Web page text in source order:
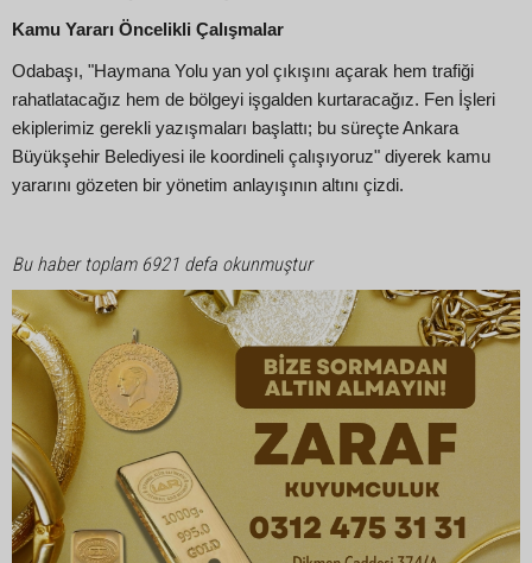
Kamu Yararı Öncelikli Çalışmalar
Odabaşı, "Haymana Yolu yan yol çıkışını açarak hem trafiği
rahatlatacağız hem de bölgeyi işgalden kurtaracağız. Fen İşleri
ekiplerimiz gerekli yazışmaları başlattı; bu süreçte Ankara
Büyükşehir Belediyesi ile koordineli çalışıyoruz" diyerek kamu
yararını gözeten bir yönetim anlayışının altını çizdi.
Bu haber toplam 6921 defa okunmuştur